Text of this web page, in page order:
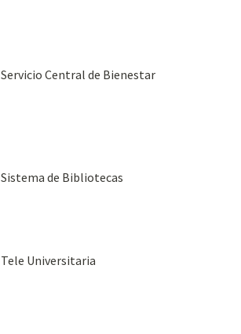
Servicio Central de Bienestar
Sistema de Bibliotecas
Tele Universitaria